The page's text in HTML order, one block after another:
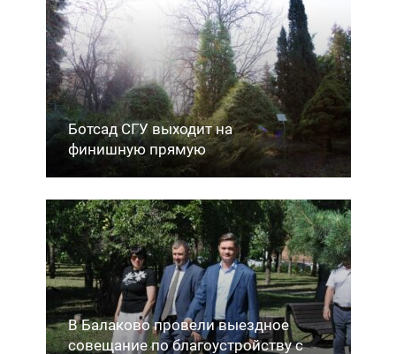
Ботсад СГУ выходит на
финишную прямую
В Балаково провели выездное
совещание по благоустройству с